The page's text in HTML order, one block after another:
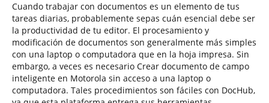
Cuando trabajar con documentos es un elemento de tus
tareas diarias, probablemente sepas cuán esencial debe ser
la productividad de tu editor. El procesamiento y
modificación de documentos son generalmente más simples
con una laptop o computadora que en la hoja impresa. Sin
embargo, a veces es necesario Crear documento de campo
inteligente en Motorola sin acceso a una laptop o
computadora. Tales procedimientos son fáciles con DocHub,